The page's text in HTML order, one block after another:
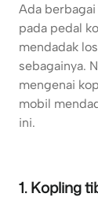
Ada
pada pedal
mendadak
sebagainya.
mengenai
mobil
ini.
1. Kopling